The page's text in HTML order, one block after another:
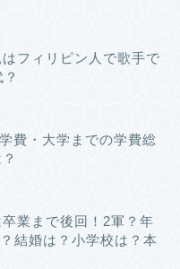
フィリピン人で歌手で
費・大学までの学費総
業まで後回！2軍？年
結婚は？小学校は？本